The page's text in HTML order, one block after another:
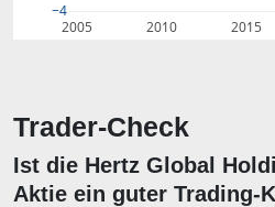
2005 2010 2015
−4
Trader-Check
Ist die Hertz Global
Aktie ein guter Trading-